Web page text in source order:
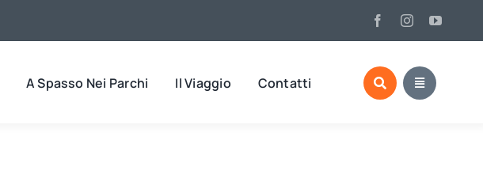
A Spasso Nei Parchi Il Viaggio Contatti